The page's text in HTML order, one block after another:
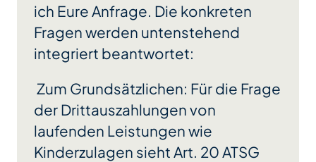
ich Eure Anfrage. Die konkreten
Fragen werden untenstehend
integriert beantwortet:
Zum Grundsätzlichen: Für die Frage
der Drittauszahlungen von
laufenden Leistungen wie
Kinderzulagen sieht Art. 20 ATSG